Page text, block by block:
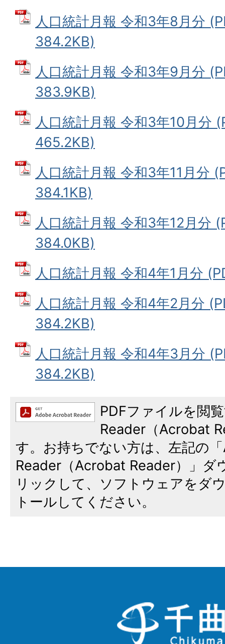
人口統計月報 令和3年8月分
384.2KB)
人口統計月報 令和3年9月分
383.9KB)
人口統計月報 令和3年10月分
465.2KB)
人口統計月報 令和3年11月分
384.1KB)
人口統計月報 令和3年12月分
384.0KB)
人口統計月報 令和4年1月分
人口統計月報 令和4年2月分
384.2KB)
人口統計月報 令和4年3月分
384.2KB)
PDFファイルを閲
Reader（Acrobat
す。お持ちでない方は、左記の
Reader（Acrobat Reader）」ダ
リックして、ソフトウェアをダ
トールしてください。
千
曲